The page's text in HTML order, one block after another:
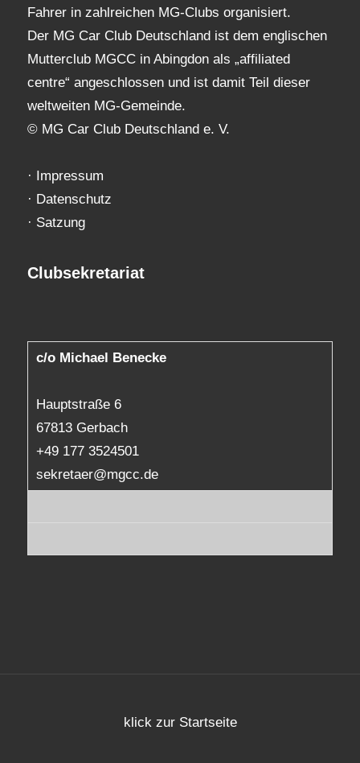
Fahrer in zahlreichen MG-Clubs organisiert.
Der MG Car Club Deutschland ist dem englischen
Mutterclub MGCC in Abingdon als „affiliated
centre“ angeschlossen und ist damit Teil dieser
weltweiten MG-Gemeinde.
© MG Car Club Deutschland e. V.
· Impressum
· Datenschutz
· Satzung
Clubsekretariat
c/o Michael Benecke
Hauptstraße 6
67813 Gerbach
+49 177 3524501
sekretaer@mgcc.de
klick zur Startseite